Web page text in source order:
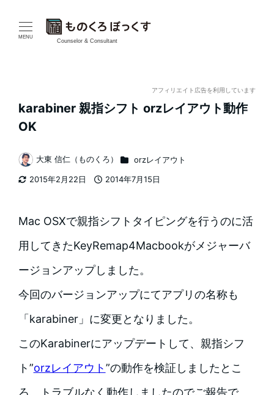
MENU
Counselor & Consultant
アフィリエイト広告を利用しています
karabiner 親指シフト orzレイアウト動作
OK
2015年2月22日
2014年7月15日
著
者
大東 信仁（ものくろ） カテゴリー
orzレイアウト
Mac OSXで親指シフトタイピングを行うのに活
用してきたKeyRemap4Macbookがメジャーバ
ージョンアップしました。
今回のバージョンアップにてアプリの名称も
「karabiner」に変更となりました。
このKarabinerにアップデートして、親指シフ
ト”orzレイアウト”の動作を検証しましたとこ